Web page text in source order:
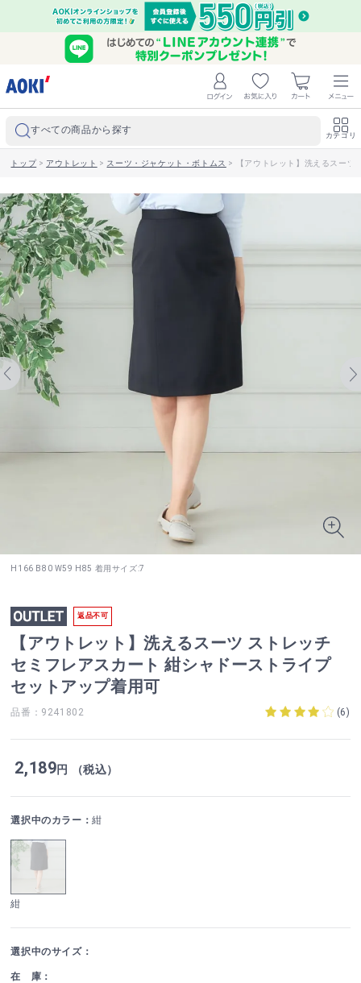
すべての商品から探す カテゴリ
トップ> アウトレット > スーツ・ジャケット・ボトムス > 【アウトレット】洗えるスー
H166 B80 W59 H85 着用サイズ:7
返品不可
【アウトレット】洗えるスーツ ストレッチ
セミフレアスカート 紺シャドーストライプ
セットアップ着用可
品番：9241802 (6)
2,189円 （税込）
選択中のカラー：紺
紺
選択中のサイズ：
在 庫：